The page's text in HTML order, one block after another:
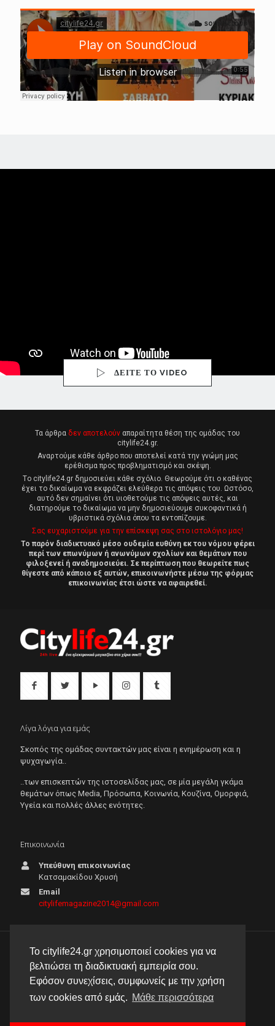
Το citylife24.gr χρησιμοποιεί cookies για να
βελτιώσει τη διαδικτυακή εμπειρία σου.
Εφόσον συνεχίσεις, συμφωνείς με την χρήση
των cookies από εμάς. Μάθε περισσότερα
ΔΕΙΤΕ ΤΟ VIDEO
Τα άρθρα δεν αποτελούν απαραίτητα θέση της ομάδας του
citylife24.gr.
Αναρτούμε κάθε άρθρο που αποτελεί κατά την γνώμη μας
ερέθισμα προς προβληματισμό και σκέψη.
Tο citylife24.gr δημοσιεύει κάθε σχόλιο. Θεωρούμε ότι ο καθένας
έχει το δικαίωμα να εκφράζει ελεύθερα τις απόψεις του. Ωστόσο,
αυτό δεν σημαίνει ότι υιοθετούμε τις απόψεις αυτές, και
διατηρούμε το δικαίωμα να μην δημοσιεύουμε συκοφαντικά ή
υβριστικά σχόλια όπου τα εντοπίζουμε.
Σας ευχαριστούμε για την επίσκεψη σας στο ιστολόγιο μας!
Το παρόν διαδικτυακό μέσο ουδεμία ευθύνη εκ του νόμου φέρει
περί των επωνύμων ή ανωνύμων σχολίων και θεμάτων που
φιλοξενεί ή αναδημοσιεύει. Σε περίπτωση που θεωρείτε πως
θίγεστε από κάποιο εξ αυτών, επικοινωνήστε μέσω της φόρμας
επικοινωνίας έτσι ώστε να αφαιρεθεί.
Λίγα λόγια για εμάς
Σκοπός της ομάδας συντακτών μας είναι η ενημέρωση και η
ψυχαγωγία..
..των επισκεπτών της ιστοσελίδας μας, σε μία μεγάλη γκάμα
θεμάτων όπως Μedia, Πρόσωπα, Κοινωνία, Κουζίνα, Ομορφιά,
Υγεία και πολλές άλλες ενότητες.
Επικοινωνία
Υπεύθυνη επικοινωνίας
Κατσαμακίδου Χρυσή
Email
citylifemagazine2014@gmail.com
© 2026 City Life 24 | Με την επιφύλαξη κάθε νόμιμου
δικαιώματος |
Πολιτική απορρήτου
δημιουργία & φιλοξενία ιστοσελίδας bymanbiz isp